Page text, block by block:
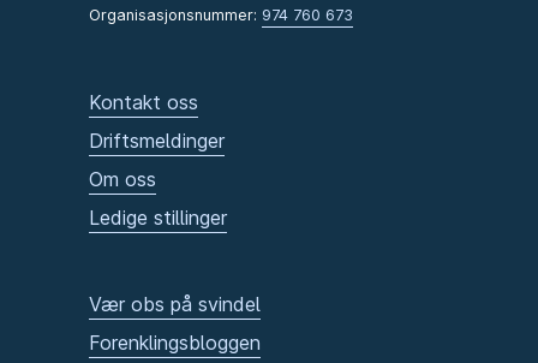
Organisasjonsnummer: 974 760 673
Kontakt oss
Driftsmeldinger
Om oss
Ledige stillinger
Vær obs på svindel
Forenklingsbloggen